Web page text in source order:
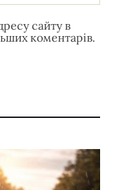
сайту в
коментарів.